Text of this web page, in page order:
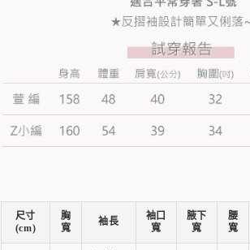
尺寸
(cm)
胸
寬
袖長
袖口
寬
腋下
寬
腰
寬